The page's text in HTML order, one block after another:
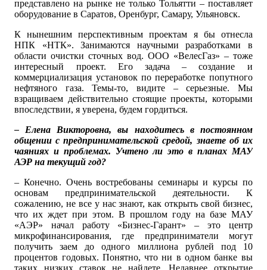
представлено на рынке не только Тольятти – поставляет
оборудование в Саратов, Оренбург, Самару, Ульяновск.
К нынешним перспективным проектам я бы отнесла
НПК «НТК». Занимаются научными разработками в
области очистки сточных вод. ООО «ВелесГаз» – тоже
интересный проект. Его задача – создание и
коммерциализация установок по переработке попутного
нефтяного газа. Темы-то, видите – серьезные. Мы
взращиваем действительно стоящие проекты, которыми
впоследствии, я уверена, будем гордиться.
– Елена Викторовна, вы находитесь в постоянном
общении с предпринимательской средой, знаете об их
чаяниях и проблемах. Учтено ли это в планах МАУ
АЭР на текущий год?
– Конечно. Очень востребованы семинары и курсы по
основам предпринимательской деятельности. К
сожалению, не все у нас знают, как открыть свой бизнес,
что их ждет при этом. В прошлом году на базе МАУ
«АЭР» начал работу «Бизнес-Гарант» – это центр
микрофинансирования, где предприниматели могут
получить заем до одного миллиона рублей под 10
процентов годовых. Понятно, что ни в одном банке вы